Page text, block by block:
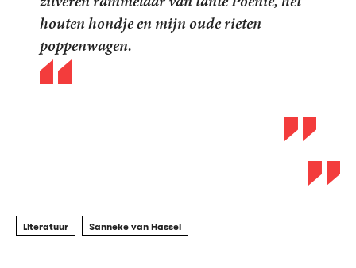
houten hondje en mijn oude rieten
poppenwagen.
Literatuur Sanneke van Hassel